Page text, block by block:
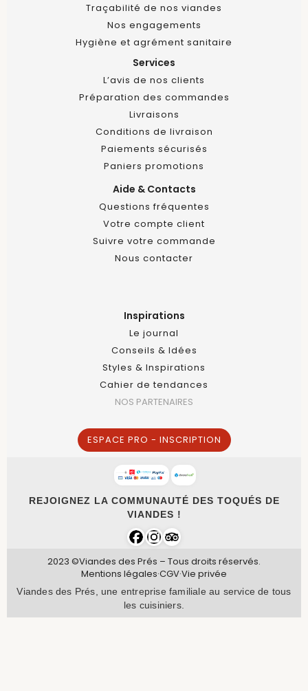
Traçabilité de nos viandes
Nos engagements
Hygiène et agrément sanitaire
Services
L’avis de nos clients
Préparation des commandes
Livraisons
Conditions de livraison
Paiements sécurisés
Paniers promotions
Aide & Contacts
Questions fréquentes
Votre compte client
Suivre votre commande
Nous contacter
Inspirations
Le journal
Conseils & Idées
Styles & Inspirations
Cahier de tendances
NOS PARTENAIRES
ESPACE PRO - INSCRIPTION
REJOIGNEZ LA COMMUNAUTÉ DES TOQUÉS DE
VIANDES !
2023 ©Viandes des Prés – Tous droits réservés.
Mentions légales·CGV·Vie privée
Viandes des Prés, une entreprise familiale au service de tous
les cuisiniers.